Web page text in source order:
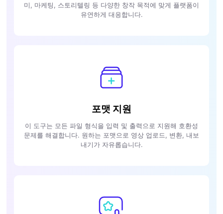
미, 마케팅, 스토리텔링 등 다양한 창작 목적에 맞게 플랫폼이
유연하게 대응합니다.
포맷 지원
이 도구는 모든 파일 형식을 입력 및 출력으로 지원해 호환성
문제를 해결합니다. 원하는 포맷으로 영상 업로드, 변환, 내보
내기가 자유롭습니다.